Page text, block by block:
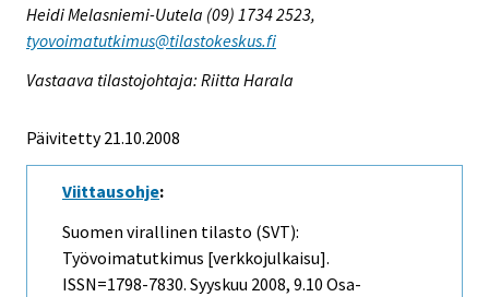
Heidi Melasniemi-Uutela (09) 1734 2523,
tyovoimatutkimus@tilastokeskus.fi
Vastaava tilastojohtaja: Riitta Harala
Päivitetty 21.10.2008
Viittausohje:
Suomen virallinen tilasto (SVT):
Työvoimatutkimus [verkkojulkaisu].
ISSN=1798-7830. Syyskuu 2008, 9.10 Osa-